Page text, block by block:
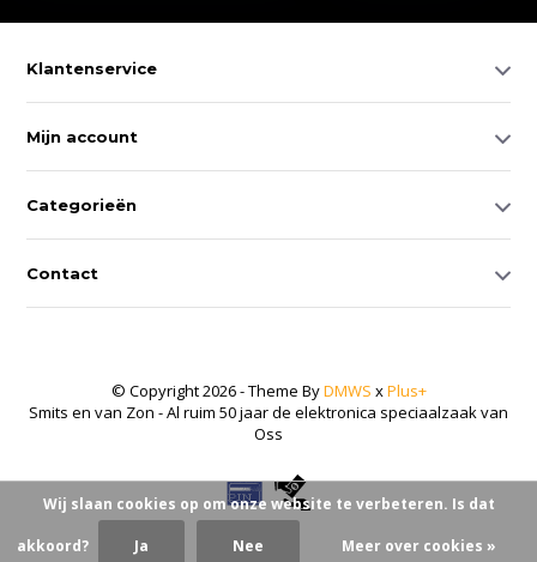
Klantenservice
Mijn account
Categorieën
Contact
© Copyright 2026 - Theme ByDMWS xPlus+
Smits en van Zon - Al ruim 50 jaar de elektronica speciaalzaak van
Oss
Wij slaan cookies op om onze website te verbeteren. Is dat
akkoord? Ja Nee Meer over cookies »